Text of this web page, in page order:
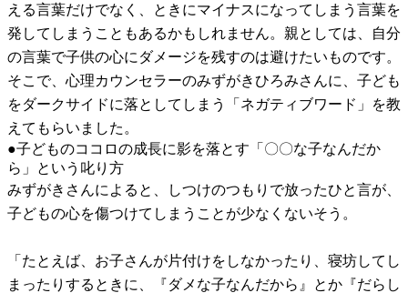
える言葉だけでなく、ときにマイナスになってしまう言葉を
発してしまうこともあるかもしれません。親としては、自分
の言葉で子供の心にダメージを残すのは避けたいものです。
そこで、心理カウンセラーのみずがきひろみさんに、子ども
をダークサイドに落としてしまう「ネガティブワード」を教
えてもらいました。
●子どものココロの成長に影を落とす「〇〇な子なんだか
ら」という叱り方
みずがきさんによると、しつけのつもりで放ったひと言が、
子どもの心を傷つけてしまうことが少なくないそう。
「たとえば、お子さんが片付けをしなかったり、寝坊してし
まったりするときに、『ダメな子なんだから』とか『だらし